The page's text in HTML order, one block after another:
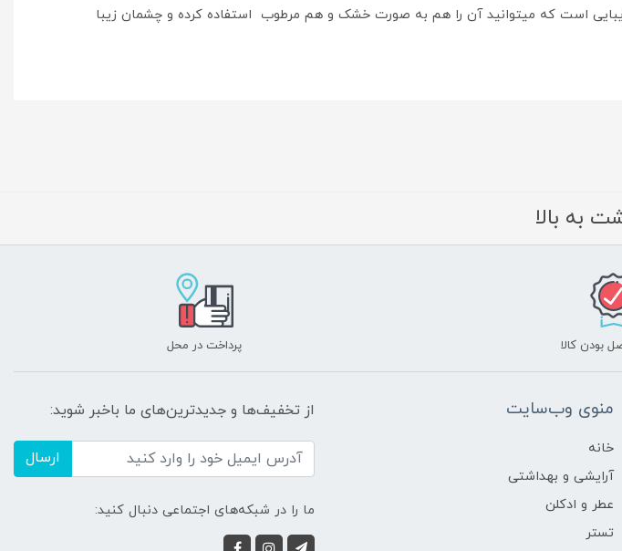
زیبایی است که میتوانید آن را هم به صورت خشک و هم مرطوب استفاده کرده و چشمان زیبا
به بالا
بودن کالا پرداخت در محل
منوی وب‌سایت
خانه
آرایشی و بهداشتی
عطر و ادکلن
تستر
از تخفیف‌ها و جدیدترین‌های ما باخبر شوید:
ارسال
ما را در شبکه‌های اجتماعی دنبال کنید: